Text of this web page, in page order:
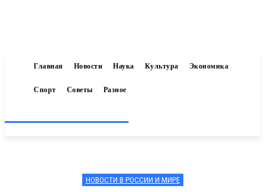
Главная Новости Наука Культура Экономика
Спорт Советы Разное
НОВОСТИ В РОССИИ И МИРЕ